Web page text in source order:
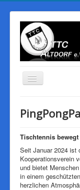
Navigation
an/aus
Der Verein
Mannschaften
Vereinsheim
Sponsoren
Tischtennis
Seit Januar 2024 ist
Kooperationsverein
und bietet
in einem
herzlichen